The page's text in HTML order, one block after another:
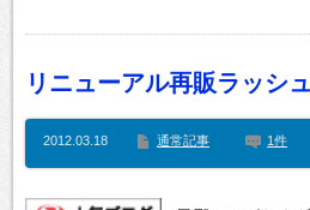
リニューアル再販ラッシュ
2012.03.18 通常記事 1件